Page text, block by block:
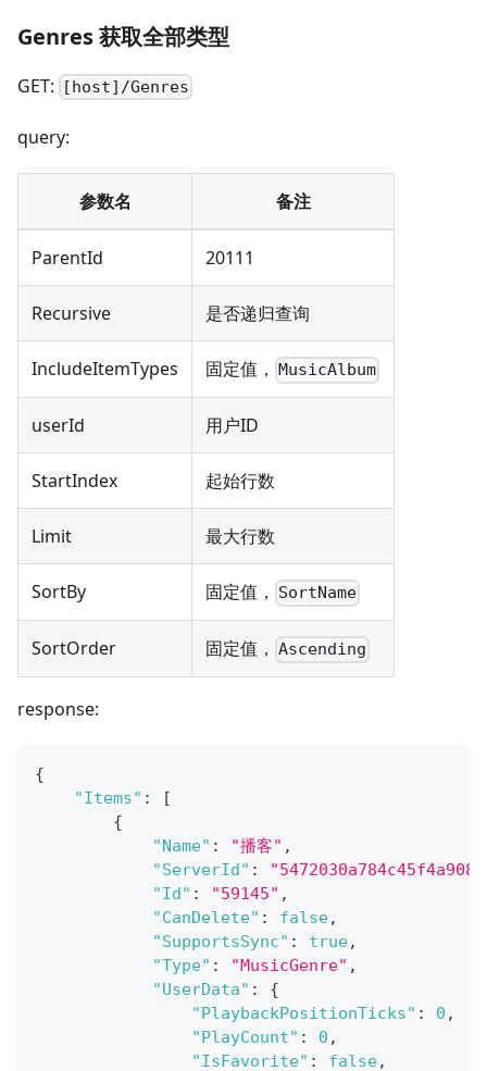
Genres 获取全部类型
GET: [host]/Genres
query:
参数名 备注
ParentId 20111
Recursive 是否递归查询
IncludeItemTypes 固定值， MusicAlbum
userId 用户ID
StartIndex 起始行数
Limit 最大行数
SortBy 固定值， SortName
SortOrder 固定值， Ascending
response:
{
"Items" :
[
{
"Name" : "播客" ,
"ServerId" :
"Id" : "59145" ,
"CanDelete" : false,
"SupportsSync" : true,
"Type" : "MusicGenre" ,
"UserData" :
{
"PlaybackPositionTicks" : 0 ,
"PlayCount" : 0 ,
"IsFavorite" : false,